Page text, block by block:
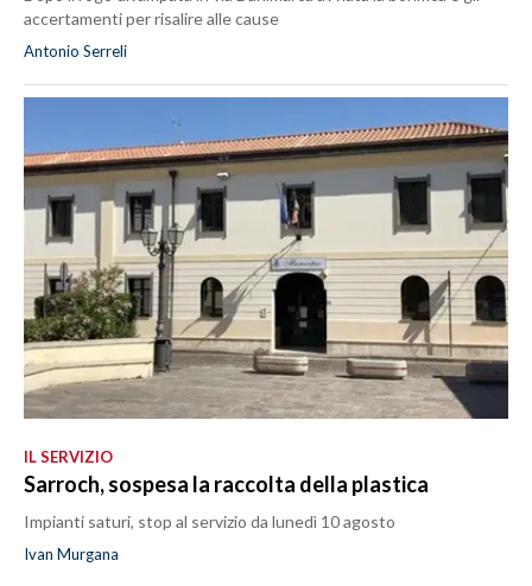
accertamenti per risalire alle cause
Antonio Serreli
IL SERVIZIO
Sarroch, sospesa la raccolta della plastica
Impianti saturi, stop al servizio da lunedì 10 agosto
Ivan Murgana